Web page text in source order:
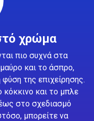
χρώμα
πιο συχνά στα
και το άσπρο,
της επιχείρησης.
και το μπλε
στο σχεδιασμό
μπορείτε να